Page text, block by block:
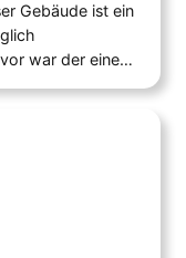
Gebäude ist ein
war der eine
der
mit Tujahecke
intensiv